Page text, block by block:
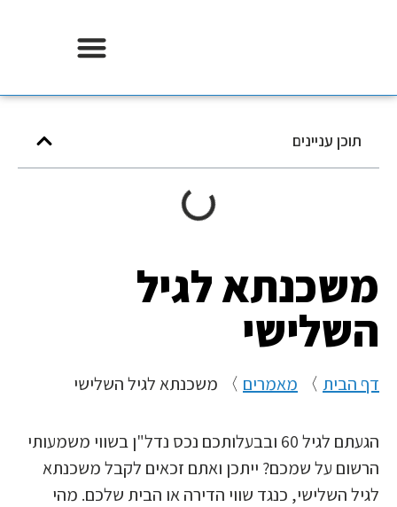
תוכן עניינים
משכנתא לגיל
השלישי
דף הבית〉מאמרים〉משכנתא לגיל השלישי
הגעתם לגיל 60 ובבעלותכם נכס נדל"ן בשווי משמעותי
הרשום על שמכם? ייתכן ואתם זכאים לקבל משכנתא
לגיל השלישי, כנגד שווי הדירה או הבית שלכם. מהי